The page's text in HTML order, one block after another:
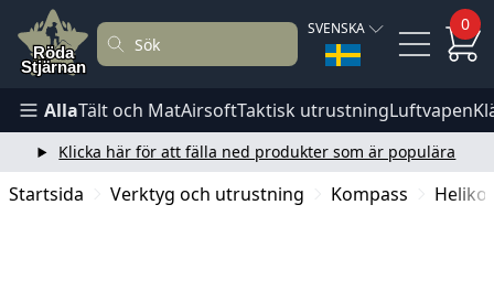
SVENSKA 0
AllaTält och MatAirsoftTaktisk utrustningLuftvapen
Klicka här för att fälla ned produkter som är populära
Startsida Verktyg och utrustning Kompass